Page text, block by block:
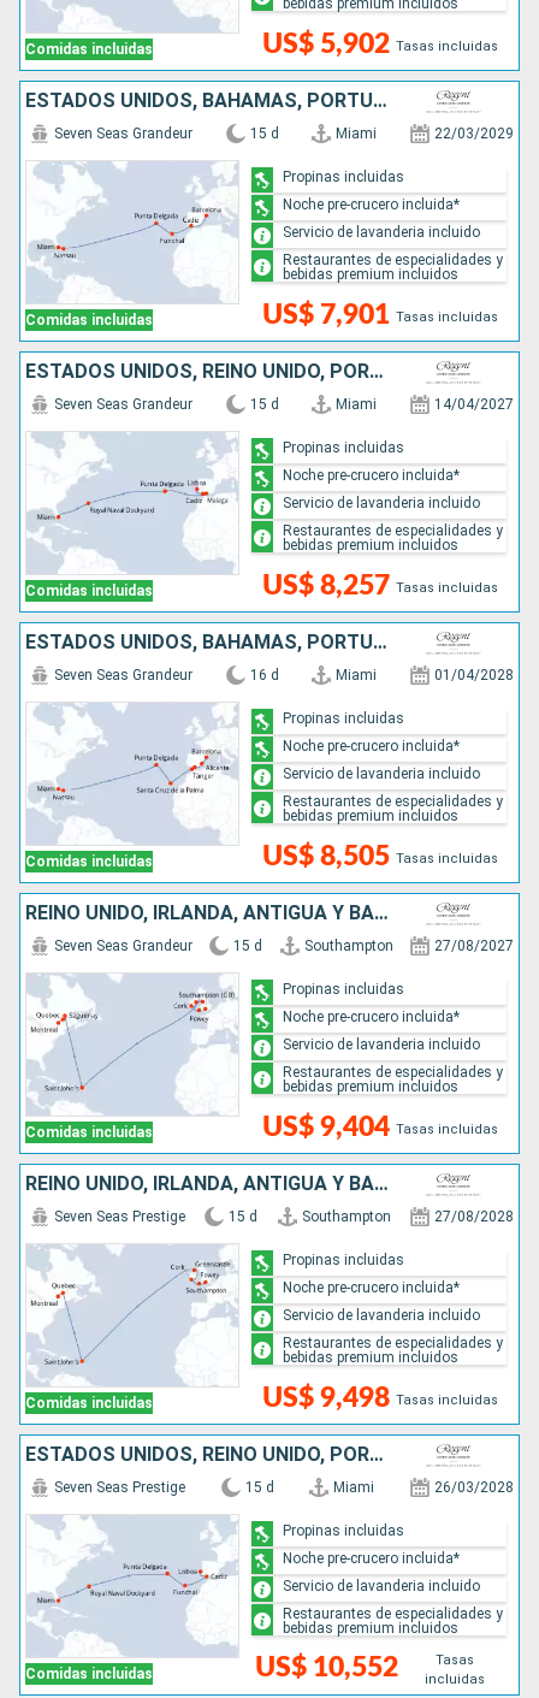
Comidas incluidas US$ 5,902 Tasas incluidas
bebidas premium incluidos
ESTADOS UNIDOS, BAHAMAS, PORTUGAL, ESPAÑA
Comidas incluidas
Seven Seas Grandeur 15 d Miami 22/03/2029
US$ 7,901 Tasas incluidas
Propinas incluidas
Noche pre-crucero incluida*
Servicio de lavanderia incluido
Restaurantes de especialidades y
bebidas premium incluidos
ESTADOS UNIDOS, REINO UNIDO, PORTUGAL, ESPAÑA
Comidas incluidas
Seven Seas Grandeur 15 d Miami 14/04/2027
US$ 8,257 Tasas incluidas
Propinas incluidas
Noche pre-crucero incluida*
Servicio de lavanderia incluido
Restaurantes de especialidades y
bebidas premium incluidos
ESTADOS UNIDOS, BAHAMAS, PORTUGAL, MARRUECOS, ESPAÑA
Comidas incluidas
Seven Seas Grandeur 16 d Miami 01/04/2028
US$ 8,505 Tasas incluidas
Propinas incluidas
Noche pre-crucero incluida*
Servicio de lavanderia incluido
Restaurantes de especialidades y
bebidas premium incluidos
REINO UNIDO, IRLANDA, ANTIGUA Y BARBUDA, CANADÁ
Comidas incluidas
Seven Seas Grandeur 15 d Southampton 27/08/2027
US$ 9,404 Tasas incluidas
Propinas incluidas
Noche pre-crucero incluida*
Servicio de lavanderia incluido
Restaurantes de especialidades y
bebidas premium incluidos
REINO UNIDO, IRLANDA, ANTIGUA Y BARBUDA, CANADÁ
Comidas incluidas
Seven Seas Prestige 15 d Southampton 27/08/2028
US$ 9,498 Tasas incluidas
Propinas incluidas
Noche pre-crucero incluida*
Servicio de lavanderia incluido
Restaurantes de especialidades y
bebidas premium incluidos
ESTADOS UNIDOS, REINO UNIDO, PORTUGAL, ESPAÑA
Comidas incluidas
Seven Seas Prestige 15 d Miami 26/03/2028
US$ 10,552
Tasas
incluidas
Propinas incluidas
Noche pre-crucero incluida*
Servicio de lavanderia incluido
Restaurantes de especialidades y
bebidas premium incluidos